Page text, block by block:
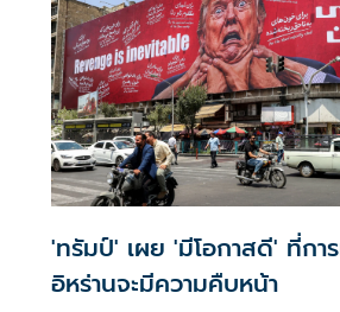
'ทรัมป์' เผย 'มีโอกาสดี' ที่การ
อิหร่านจะมีความคืบหน้า